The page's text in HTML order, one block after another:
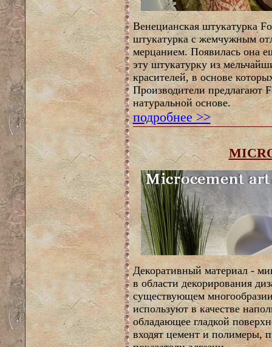
Венецианская штукатурка
штукатурка с жемчужным
мерцанием. Появилась она
эту штукатурку из
красителей, в основе
Производители предлагают
натуральной основе.
подробнее >>
Декоративный материал -
в области декорирования
существующем
используют в качестве
обладающее гладкой
входят цемент и полимеры,